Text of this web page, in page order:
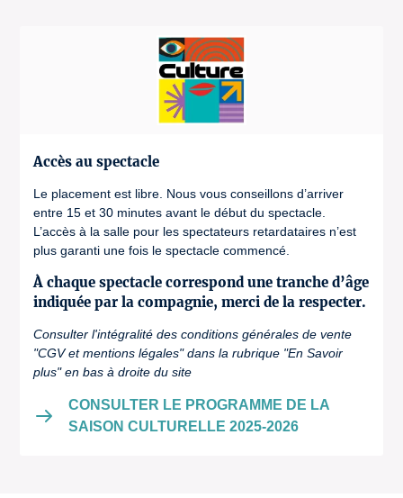
Accès au spectacle
Le placement est libre. Nous vous conseillons d’arriver
entre 15 et 30 minutes avant le début du spectacle.
L’accès à la salle pour les spectateurs retardataires n’est
plus garanti une fois le spectacle commencé.
À chaque spectacle correspond une tranche d’âge
indiquée par la compagnie, merci de la respecter.
Consulter l'intégralité des conditions générales de vente
"CGV et mentions légales" dans la rubrique "En Savoir
plus" en bas à droite du site
CONSULTER LE PROGRAMME DE LA
SAISON CULTURELLE 2025-2026